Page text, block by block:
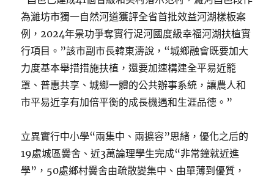
為濰坊市獨一自然河道獲評全省首批效益河湖樣板案
例，2024年景功爭奪實行浞河國度級幸福河湖扶植實
行項目。”該市副市長韓東濤說，“城鄉融會既要加大
力度基本舉措措施扶植，還要加速構建全平易近籠
罩、普惠共享、城鄉一體的公共辦事系統，讓農人和
市平易近享有加倍平衡的成長機遇和生涯品德。”
立異實行中小學“兩集中、兩擴容”思緒，優化之后的
19處城區黌舍、近3萬論理學生完成“非常鐘就近進
學”，50處鄉村黌舍由疏散變集中、由單薄到優質，